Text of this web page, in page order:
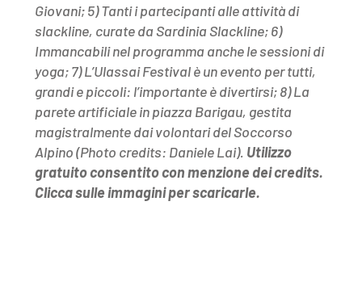
Giovani; 5) Tanti i partecipanti alle attività di
slackline, curate da Sardinia Slackline; 6)
Immancabili nel programma anche le sessioni di
yoga; 7) L’Ulassai Festival è un evento per tutti,
grandi e piccoli: l’importante è divertirsi; 8) La
parete artificiale in piazza Barigau, gestita
magistralmente dai volontari del Soccorso
Alpino (Photo credits: Daniele Lai). Utilizzo
gratuito consentito con menzione dei credits.
Clicca sulle immagini per scaricarle.